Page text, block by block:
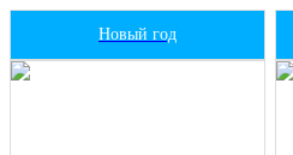
Новый год